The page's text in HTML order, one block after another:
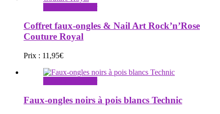
Coffret faux-ongles & Nail Art Rock’n’Rose
Couture Royal
Prix : 11,95€
Faux-ongles noirs à pois blancs Technic